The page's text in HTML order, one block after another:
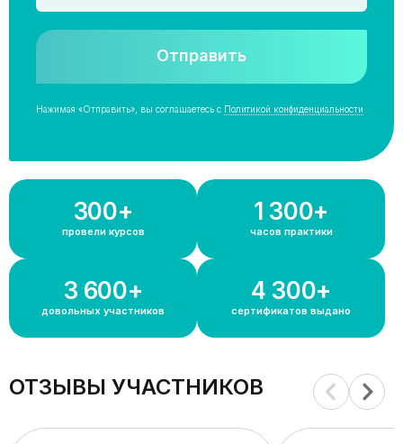
Отправить
Нажимая «Отправить», вы соглашаетесь с Политикой конфиденциальности
300+
провели курсов
1 300+
часов практики
3 600+
довольных участников
4 300+
сертификатов выдано
ОТЗЫВЫ УЧАСТНИКОВ